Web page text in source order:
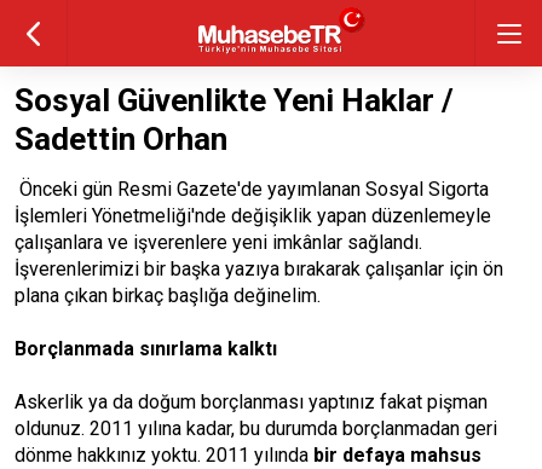
Sosyal Güvenlikte Yeni Haklar /
Sadettin Orhan
Önceki gün Resmi Gazete'de yayımlanan Sosyal Sigorta
İşlemleri Yönetmeliği'nde değişiklik yapan düzenlemeyle
çalışanlara ve işverenlere yeni imkânlar sağlandı.
İşverenlerimizi bir başka yazıya bırakarak çalışanlar için ön
plana çıkan birkaç başlığa değinelim.
Borçlanmada sınırlama kalktı
Askerlik ya da doğum borçlanması yaptınız fakat pişman
oldunuz. 2011 yılına kadar, bu durumda borçlanmadan geri
dönme hakkınız yoktu. 2011 yılında bir defaya mahsus